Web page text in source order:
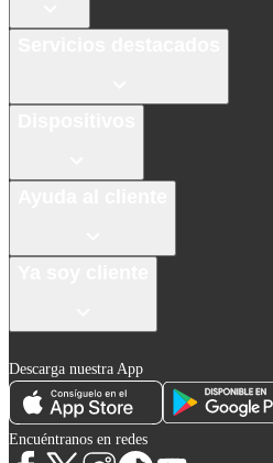
Descarga nuestra App
Encuéntranos en redes